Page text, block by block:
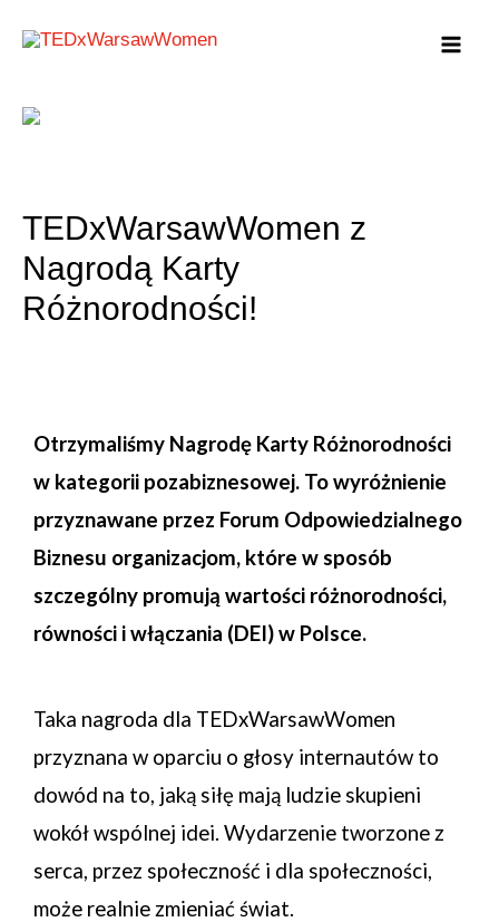
TEDxWarsawWomen z
Nagrodą Karty
Różnorodności!
Otrzymaliśmy Nagrodę Karty Różnorodności
w kategorii pozabiznesowej. To wyróżnienie
przyznawane przez Forum Odpowiedzialnego
Biznesu organizacjom, które w sposób
szczególny promują wartości różnorodności,
równości i włączania (DEI) w Polsce.
Taka nagroda dla TEDxWarsawWomen
przyznana w oparciu o głosy internautów to
dowód na to, jaką siłę mają ludzie skupieni
wokół wspólnej idei. Wydarzenie tworzone z
serca, przez społeczność i dla społeczności,
może realnie zmieniać świat.